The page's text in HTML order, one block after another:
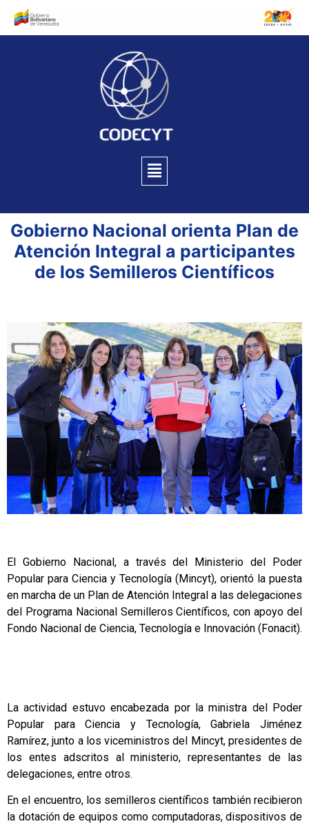
Gobierno Nacional orienta Plan de
Atención Integral a participantes
de los Semilleros Científicos
El Gobierno Nacional, a través del Ministerio del Poder
Popular para Ciencia y Tecnología (Mincyt), orientó la puesta
en marcha de un Plan de Atención Integral a las delegaciones
del Programa Nacional Semilleros Científicos, con apoyo del
Fondo Nacional de Ciencia, Tecnología e Innovación (Fonacit).
La actividad estuvo encabezada por la ministra del Poder
Popular para Ciencia y Tecnología, Gabriela Jiménez
Ramírez, junto a los viceministros del Mincyt, presidentes de
los entes adscritos al ministerio, representantes de las
delegaciones, entre otros.
En el encuentro, los semilleros científicos también recibieron
la dotación de equipos como computadoras, dispositivos de